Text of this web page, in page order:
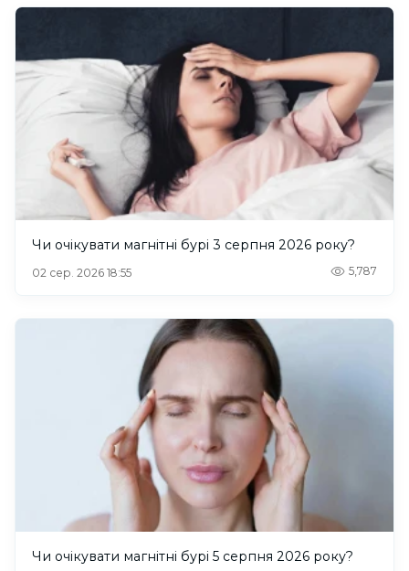
Чи очікувати магнітні бурі 3 серпня 2026 року?
02 сер. 2026 18:55 5,787
Чи очікувати магнітні бурі 5 серпня 2026 року?